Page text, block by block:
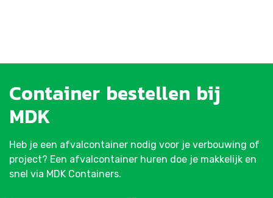
Container bestellen bij
MDK
Heb je een afvalcontainer nodig voor je verbouwing of
project? Een afvalcontainer huren doe je makkelijk en
snel via MDK Containers.